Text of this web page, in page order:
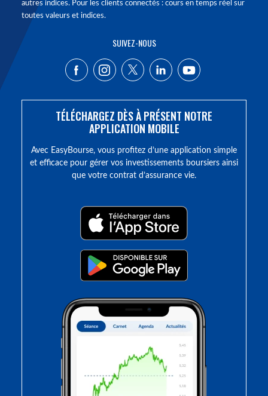
autres indices. Pour les clients connectés : cours en temps réel sur
toutes valeurs et indices.
SUIVEZ-NOUS
TÉLÉCHARGEZ DÈS À PRÉSENT NOTRE
APPLICATION MOBILE
Avec EasyBourse, vous profitez d’une application simple
et efficace pour gérer vos investissements boursiers ainsi
que votre contrat d’assurance vie.